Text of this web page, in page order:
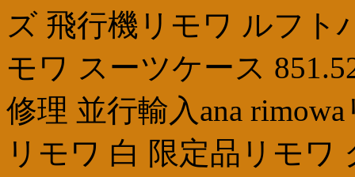
ズ 飛行機リモワ ルフト
モワ スーツケース
修理 並行輸入ana
リモワ 白 限定品リモワ